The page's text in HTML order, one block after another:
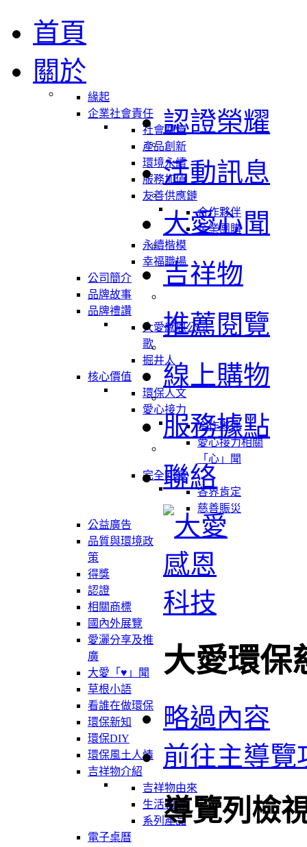
首頁
關於
緣起
企業社會責任
社會關懷
產品創新
環境永續
服務加值
友善供應鏈
合作夥伴
企業團購
永續楷模
幸福職場
公司簡介
品牌故事
品牌禮讚
大愛感恩公司
歌
掘井人
核心價值
環保人文
愛心接力
合作夥伴
愛心接力相關
「心」聞
完全回饋
各界肯定
慈善賑災
公益廣告
品質與環境政
策
認證榮耀
得獎
認證
相關商標
活動訊息
國內外展覽
愛灑分享及推
廣
大愛心聞
大愛「♥」聞
草根小語
看誰在做環保
環保新知
環保DIY
環保風土人情
吉祥物
吉祥物介紹
吉祥物由來
生活軌跡
系列產品
電子桌曆
推薦閱覽
線上購物
服務據點
聯絡
大愛環保
略過內容
前往主導覽
導覽列檢